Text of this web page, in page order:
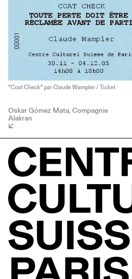
“Coat Check” par Claude Wampler / Ticket
Oskar Gómez Mata, Compagnie
Alakran